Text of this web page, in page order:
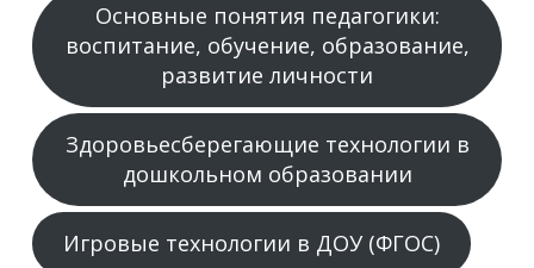
Основные понятия педагогики:
воспитание, обучение, образование,
развитие личности
Здоровьесберегающие технологии в
дошкольном образовании
Игровые технологии в ДОУ (ФГОС)